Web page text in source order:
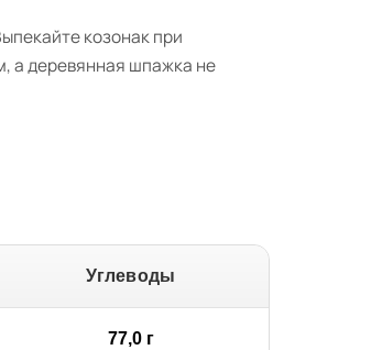
козонак при
а деревянная шпажка не
Углеводы
77,0 г